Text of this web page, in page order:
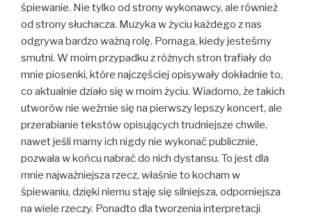
śpiewanie. Nie tylko od strony wykonawcy, ale również
od strony słuchacza. Muzyka w życiu każdego z nas
odgrywa bardzo ważną rolę. Pomaga, kiedy jesteśmy
smutni. W moim przypadku z różnych stron trafiały do
mnie piosenki, które najczęściej opisywały dokładnie to,
co aktualnie działo się w moim życiu. Wiadomo, że takich
utworów nie weźmie się na pierwszy lepszy koncert, ale
przerabianie tekstów opisujących trudniejsze chwile,
nawet jeśli mamy ich nigdy nie wykonać publicznie,
pozwala w końcu nabrać do nich dystansu. To jest dla
mnie najważniejsza rzecz, właśnie to kocham w
śpiewaniu, dzięki niemu staję się silniejsza, odporniejsza
na wiele rzeczy. Ponadto dla tworzenia interpretacji